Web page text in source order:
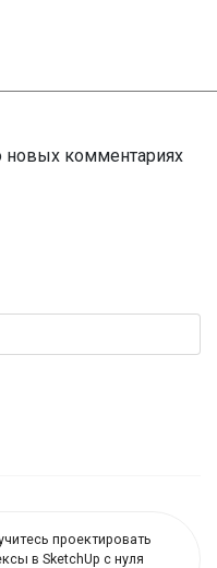
новых комментариях
проектировать
в SketchUp с нуля